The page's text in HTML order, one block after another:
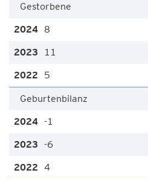
Gestorbene
8
11
5
Geburtenbilanz
-1
-6
4